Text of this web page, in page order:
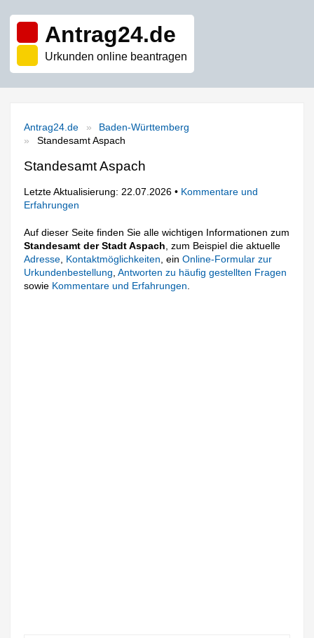
Antrag24.de
Urkunden online beantragen
Antrag24.de
Baden-Württemberg
Standesamt Aspach
Standesamt Aspach
Letzte Aktualisierung: 22.07.2026 • Kommentare und
Erfahrungen
Auf dieser Seite finden Sie alle wichtigen Informationen zum
Standesamt der Stadt Aspach , zum Beispiel die aktuelle
Adresse Kontaktmöglichkeiten , einOnline-Formular zur
Urkundenbestellung ,Antworten zu häufig gestellten Fragen
sowie Kommentare und Erfahrungen